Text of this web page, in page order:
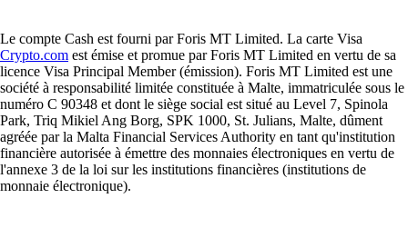
Le compte Cash est fourni par Foris MT Limited. La carte Visa
Crypto.com est émise et promue par Foris MT Limited en vertu de sa
licence Visa Principal Member (émission). Foris MT Limited est une
société à responsabilité limitée constituée à Malte, immatriculée sous le
numéro C 90348 et dont le siège social est situé au Level 7, Spinola
Park, Triq Mikiel Ang Borg, SPK 1000, St. Julians, Malte, dûment
agréée par la Malta Financial Services Authority en tant qu'institution
financière autorisée à émettre des monnaies électroniques en vertu de
l'annexe 3 de la loi sur les institutions financières (institutions de
monnaie électronique).